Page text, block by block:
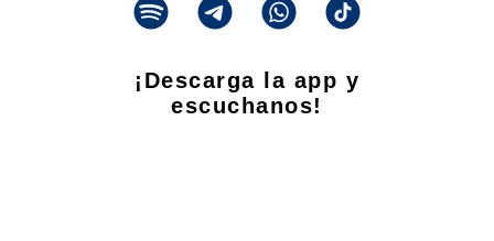
¡Descarga la app y
escuchanos!